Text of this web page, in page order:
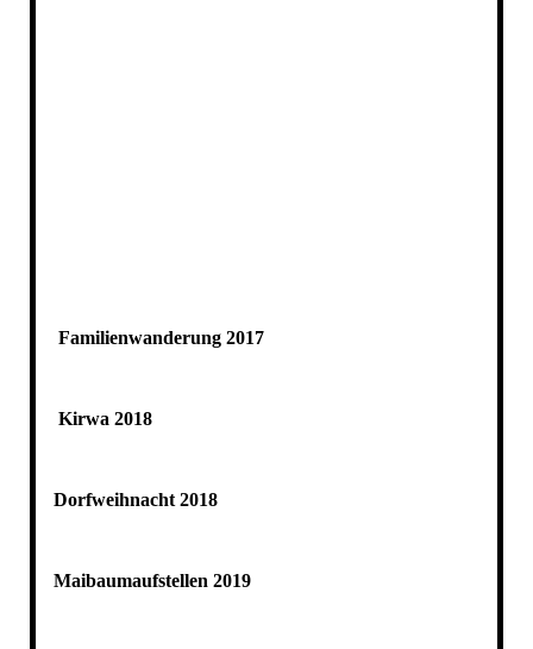
Familienwanderung 2017
Kirwa 2018
Dorfweihnacht 2018
Maibaumaufstellen 2019